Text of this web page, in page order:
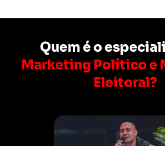
Quem é o
Marketing Político e
Eleitoral?